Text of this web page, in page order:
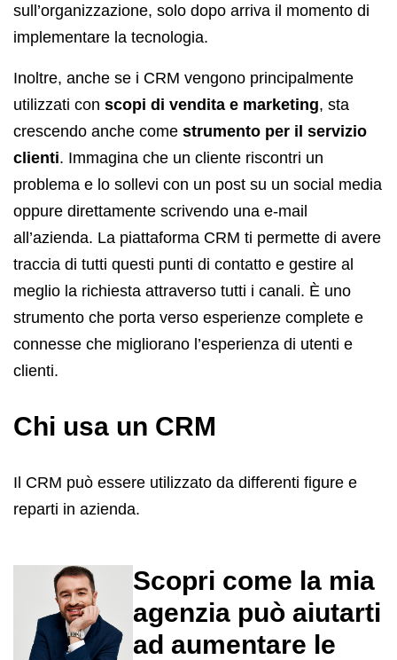
sull’organizzazione, solo dopo arriva il momento di
implementare la tecnologia.
Inoltre, anche se i CRM vengono principalmente
utilizzati con scopi di vendita e marketing, sta
crescendo anche come strumento per il servizio
clienti. Immagina che un cliente riscontri un
problema e lo sollevi con un post su un social media
oppure direttamente scrivendo una e-mail
all’azienda. La piattaforma CRM ti permette di avere
traccia di tutti questi punti di contatto e gestire al
meglio la richiesta attraverso tutti i canali. È uno
strumento che porta verso esperienze complete e
connesse che migliorano l’esperienza di utenti e
clienti.
Chi usa un CRM
Il CRM può essere utilizzato da differenti figure e
reparti in azienda.
Scopri come la mia
agenzia può aiutarti
ad aumentare le